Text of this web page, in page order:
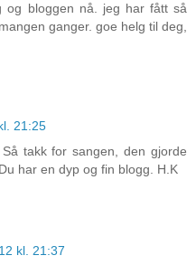
og bloggen nå. jeg har fått så
ganger. goe helg til deg,
21:25
takk for sangen, den gjorde
har en dyp og fin blogg. H.K
kl. 21:37